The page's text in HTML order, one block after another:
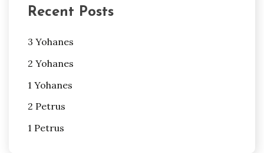
Recent Posts
3 Yohanes
2 Yohanes
1 Yohanes
2 Petrus
1 Petrus